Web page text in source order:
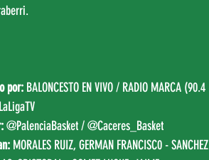
por: BALONCESTO EN VIVO / RADIO MARCA (90.4
@PalenciaBasket / @Caceres_Basket
MORALES RUIZ, GERMAN FRANCISC0 - SANCHEZ